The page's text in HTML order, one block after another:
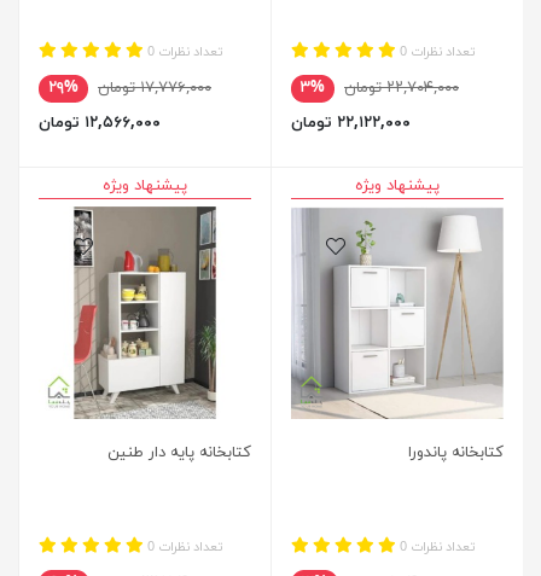
تعداد نظرات 0
۲۲,۷۰۴,۰۰۰ تومان
۳%
۲۲,۱۲۲,۰۰۰ تومان
تعداد نظرات 0
۱۷,۷۷۶,۰۰۰ تومان
۲۹%
۱۲,۵۶۶,۰۰۰ تومان
پیشنهاد ویژه
کتابخانه پاندورا
تعداد نظرات 0
پیشنهاد ویژه
کتابخانه پایه دار طنین
تعداد نظرات 0